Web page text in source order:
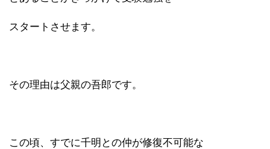
スタートさせます。
その理由は父親の吾郎です。
この頃、すでに千明との仲が修復不可能な